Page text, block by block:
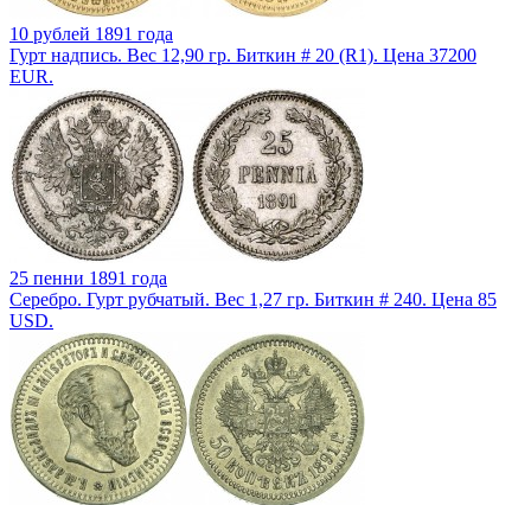
10 рублей 1891 года
Гурт надпись. Вес 12,90 гр. Биткин # 20 (R1). Цена 37200
EUR.
25 пенни 1891 года
Серебро. Гурт рубчатый. Вес 1,27 гр. Биткин # 240. Цена 85
USD.